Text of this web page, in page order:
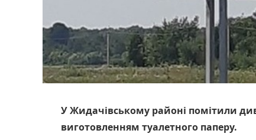
У Жидачівському районі помітили
виготовленням туалетного паперу.